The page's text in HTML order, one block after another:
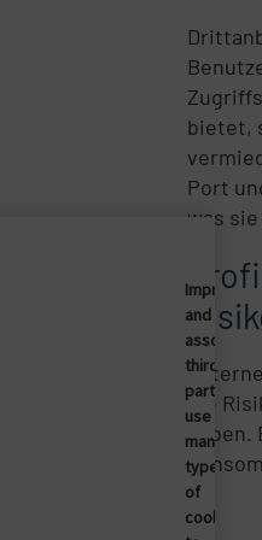
bietet,
Port
was
die
haben.
Imprivata
and
associated
third
parties
use
many
types
of
cookies